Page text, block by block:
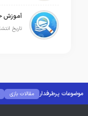
آموزش
تاریخ انتشار: 18 بهمن
موضوعات پرطرفدار مقالات بازی
بهترین گجت ها
هوش مصنوعی